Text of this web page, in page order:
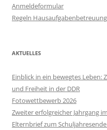
Anmeldeformular
Regeln Hausaufgabenbetreuung
AKTUELLES
Einblick in ein bewegtes Leben:
und Freiheit in der DDR
Fotowettbewerb 2026
Zweiter erfolgreicher Jahrgang
Elternbrief zum